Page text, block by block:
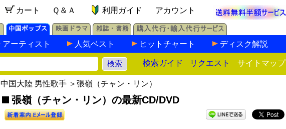
カート Ｑ＆Ａ 利用ガイド アカウント
アーティスト 人気ベスト ヒットチャート ディスク解説
検索ガイド リクエスト サイトマップ
中国大陸 男性歌手 ＞張嶺（チャン・リン）
張嶺（チャン・リン）の最新CD/DVD